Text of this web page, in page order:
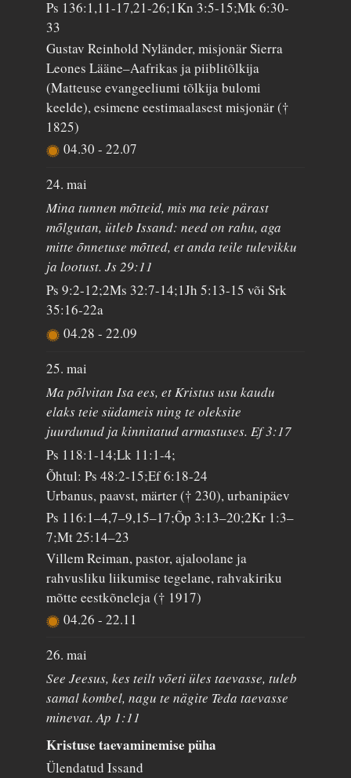
Ps 136:1,11-17,21-26;1Kn 3:5-15;Mk 6:30-
33
Gustav Reinhold Nyländer, misjonär Sierra
Leones Lääne–Aafrikas ja piiblitõlkija
(Matteuse evangeeliumi tõlkija bulomi
keelde), esimene eestimaalasest misjonär (†
1825)
04.30-22.07
24. mai
Mina tunnen mõtteid, mis ma teie pärast
mõlgutan, ütleb Issand: need on rahu, aga
mitte õnnetuse mõtted, et anda teile tulevikku
ja lootust. Js 29:11
Ps 9:2-12;2Ms 32:7-14;1Jh 5:13-15 või Srk
35:16-22a
04.28-22.09
25. mai
Ma põlvitan Isa ees, et Kristus usu kaudu
elaks teie südameis ning te oleksite
juurdunud ja kinnitatud armastuses. Ef 3:17
Ps 118:1-14;Lk 11:1-4;
Õhtul: Ps 48:2-15;Ef 6:18-24
Urbanus, paavst, märter († 230), urbanipäev
Ps 116:1–4,7–9,15–17;Õp 3:13–20;2Kr 1:3–
7;Mt 25:14–23
Villem Reiman, pastor, ajaloolane ja
rahvusliku liikumise tegelane, rahvakiriku
mõtte eestkõneleja († 1917)
04.26-22.11
26. mai
See Jeesus, kes teilt võeti üles taevasse, tuleb
samal kombel, nagu te nägite Teda taevasse
minevat. Ap 1:11
Kristuse taevaminemise püha
Ülendatud Issand